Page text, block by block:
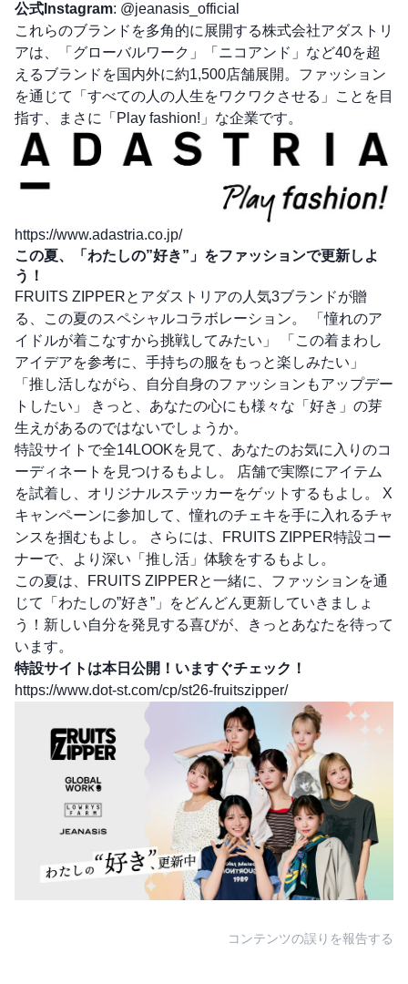
公式Instagram: @jeanasis_official
これらのブランドを多角的に展開する株式会社アダストリ
アは、「グローバルワーク」「ニコアンド」など40を超
えるブランドを国内外に約1,500店舗展開。ファッション
を通じて「すべての人の人生をワクワクさせる」ことを目
指す、まさに「Play fashion!」な企業です。
https://www.adastria.co.jp/
この夏、「わたしの”好き”」をファッションで更新しよ
う！
FRUITS ZIPPERとアダストリアの人気3ブランドが贈
る、この夏のスペシャルコラボレーション。 「憧れのア
イドルが着こなすから挑戦してみたい」 「この着まわし
アイデアを参考に、手持ちの服をもっと楽しみたい」
「推し活しながら、自分自身のファッションもアップデー
トしたい」 きっと、あなたの心にも様々な「好き」の芽
生えがあるのではないでしょうか。
特設サイトで全14LOOKを見て、あなたのお気に入りのコ
ーディネートを見つけるもよし。 店舗で実際にアイテム
を試着し、オリジナルステッカーをゲットするもよし。 X
キャンペーンに参加して、憧れのチェキを手に入れるチャ
ンスを掴むもよし。 さらには、FRUITS ZIPPER特設コー
ナーで、より深い「推し活」体験をするもよし。
この夏は、FRUITS ZIPPERと一緒に、ファッションを通
じて「わたしの”好き”」をどんどん更新していきましょ
う！新しい自分を発見する喜びが、きっとあなたを待って
います。
特設サイトは本日公開！いますぐチェック！
https://www.dot-st.com/cp/st26-fruitszipper/
コンテンツの誤りを報告する